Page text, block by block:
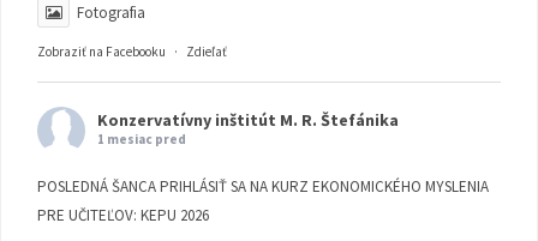
Fotografia
Zobraziť na Facebooku · Zdieľať
Konzervatívny inštitút M. R. Štefánika
1 mesiac pred
POSLEDNÁ ŠANCA PRIHLÁSIŤ SA NA KURZ EKONOMICKÉHO MYSLENIA
PRE UČITEĽOV: KEPU 2026